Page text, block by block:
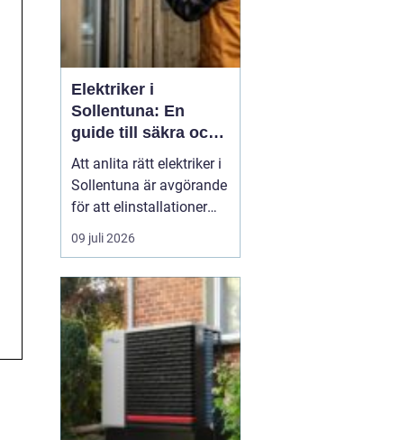
Elektriker i
Sollentuna: En
guide till säkra och
pålitliga
elinstallationer
Att anlita rätt elektriker i
Sollentuna är avgörande
för att elinstallationer
ska fungera säkert,
effektivt och enligt
Oavsett om det gäller ett
mindre arbete i hemmet
eller ett mer omfattande
pr...
09 juli 2026